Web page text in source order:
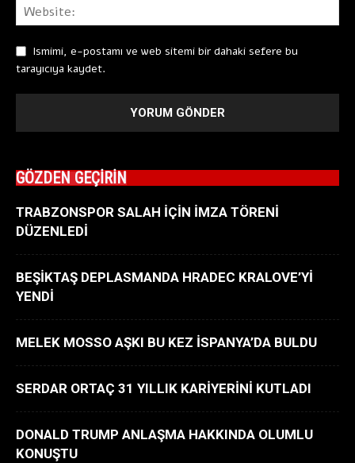
Ismimi, e-postamı ve web sitemi bir dahaki sefere bu
tarayıcıya kaydet.
GÖZDEN GEÇİRİN
TRABZONSPOR SALAH İÇİN İMZA TÖRENİ
DÜZENLEDİ
BEŞİKTAŞ DEPLASMANDA HRADEC KRALOVE’Yİ
YENDİ
MELEK MOSSO AŞKI BU KEZ İSPANYA’DA BULDU
SERDAR ORTAÇ 31 YILLIK KARİYERİNİ KUTLADI
DONALD TRUMP ANLAŞMA HAKKINDA OLUMLU
KONUŞTU